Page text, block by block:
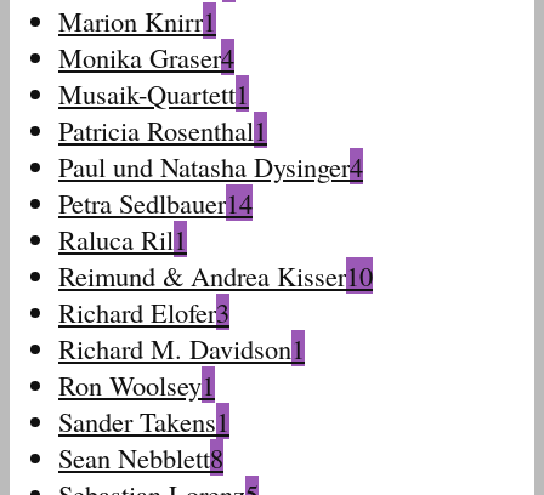
Marion Knirr1
Monika Graser4
Musaik-Quartett1
Patricia Rosenthal1
Paul und Natasha Dysinger4
Petra Sedlbauer14
Raluca Ril1
Reimund & Andrea Kisser10
Richard Elofer3
Richard M. Davidson1
Ron Woolsey1
Sander Takens1
Sean Nebblett8